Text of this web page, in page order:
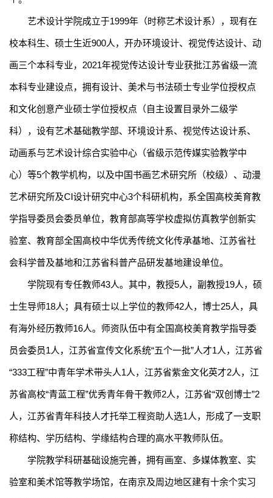
艺术设计学院成立于1999年（时称艺术设计系），现有在
校本科生、硕士生近900人，开办环境设计、视觉传达设计、动
画三个本科专业， 2021年视觉传达设计专业获批江苏省级一流
本科专业建设点，拥有设计、美术与书法硕士专业学位授权点
和文化创意产业硕士学位授权点（自主设置目录外二级学
科）， 设有艺术基础教学部、环境设计系、视觉传达设计系、
动画系与艺术设计综合实验中心（省级示范传媒实验教学中
心）等5个教学机构，以及中国书画艺术研究所（校级）、动漫
艺术研究所及CI设计研究中心3个科研机构，系全国高校美育教
学指导委员会委员单位， 教育部高等学校虚拟仿真教学创新实
验室、 教育部全国高校中华优秀传统文化传承基地、江苏省社
会科学普及基地和江苏省科普产品研发基地建设单位。
学院现有专任教师43人。其中，教授5人，副教授19人，硕
士生导师18人；具有硕士以上学位的教师42人，博士25人，具
有海外经历教师16人。师资队伍中有全国高校美育教学指导委
员会委员1人，江苏省宣传文化系统“五个一批”人才1人，江苏省
“333工程”中青年学术带头人1人，江苏省紫金文化英才2人，江
苏省高校“青蓝工程”优秀青年骨干教师2人，江苏省“双创博士”2
人， 江苏省青年科技人才托举工程资助人选1人， 形成了一支职
称结构、学历结构、学缘结构合理的高水平教师队伍。
学院教学科研基础设施完善，拥有画室、多媒体教室、实
验室和美术馆等教学场馆，在南京及周边地区建有十余个实习